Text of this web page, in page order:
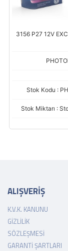
3156 P27 12V
Stok Kodu :
Stok Miktarı :
ALIŞVERİŞ
K.V.K. KANUNU
GIZLILIK
SÖZLEŞMESI
GARANTI ŞARTLARI